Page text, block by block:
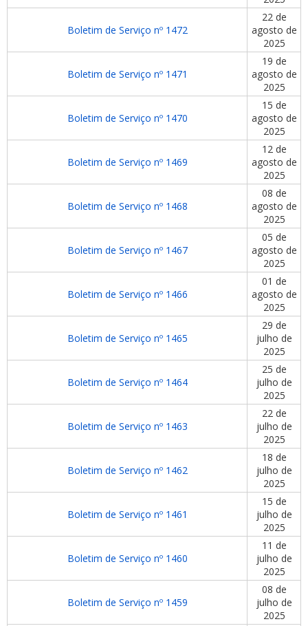
Boletim de Serviço nº 1472
22 de
agosto de
2025
Boletim de Serviço nº 1471
19 de
agosto de
2025
Boletim de Serviço nº 1470
15 de
agosto de
2025
Boletim de Serviço nº 1469
12 de
agosto de
2025
Boletim de Serviço nº 1468
08 de
agosto de
2025
Boletim de Serviço nº 1467
05 de
agosto de
2025
Boletim de Serviço nº 1466
01 de
agosto de
2025
Boletim de Serviço nº 1465
29 de
julho de
2025
Boletim de Serviço nº 1464
25 de
julho de
2025
Boletim de Serviço nº 1463
22 de
julho de
2025
Boletim de Serviço nº 1462
18 de
julho de
2025
Boletim de Serviço nº 1461
15 de
julho de
2025
Boletim de Serviço nº 1460
11 de
julho de
2025
Boletim de Serviço nº 1459
08 de
julho de
2025